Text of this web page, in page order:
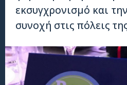
εκσυγχρονισμό και
συνοχή στις πόλεις